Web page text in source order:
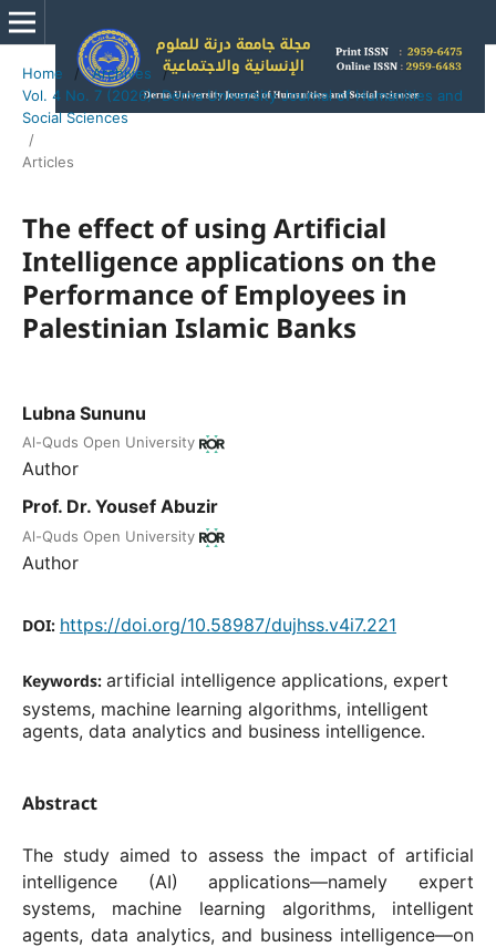
Home / Archives
/
Vol. 4 No. 7 (2026): Derna University Journal of Humanities and
Social Sciences
/
Articles
The effect of using Artificial
Intelligence applications on the
Performance of Employees in
Palestinian Islamic Banks
Lubna Sununu
Al-Quds Open University
Author
Prof. Dr. Yousef Abuzir
Al-Quds Open University
Author
DOI: https://doi.org/10.58987/dujhss.v4i7.221
Keywords: artificial intelligence applications, expert
systems, machine learning algorithms, intelligent
agents, data analytics and business intelligence.
Abstract
The study aimed to assess the impact of artificial
intelligence (AI) applications—namely expert
systems, machine learning algorithms, intelligent
agents, data analytics, and business intelligence—on